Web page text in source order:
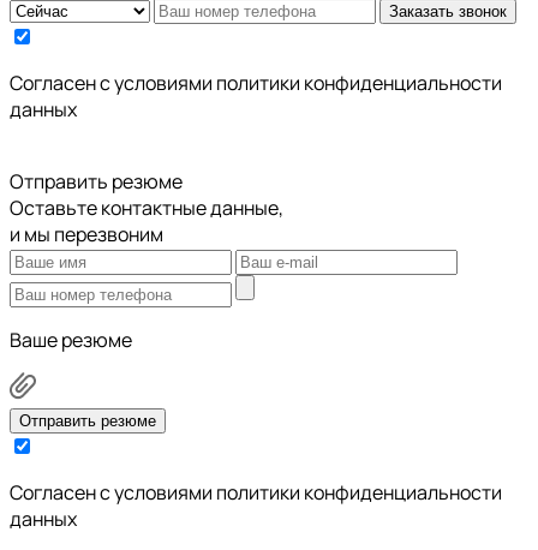
Заказать звонок
Cогласен с условиями политики конфиденциальности
данных
Отправить резюме
Оставьте контактные данные,
и мы перезвоним
Ваше резюме
Отправить резюме
Cогласен с условиями политики конфиденциальности
данных